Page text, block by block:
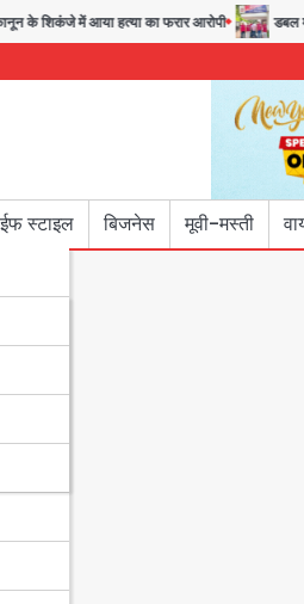
में आया हत्या का फरार आरोपी डबल मर्डर
स्टाइल बिजनेस मूवी-मस्ती